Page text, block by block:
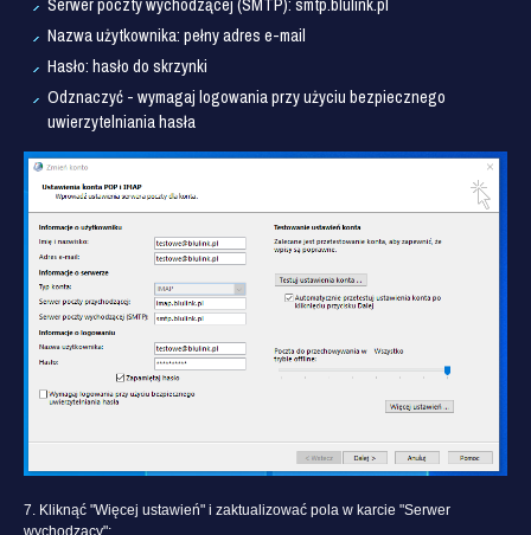
Nazwa użytkownika: pełny adres e-mail
Hasło: hasło do skrzynki
Odznaczyć - wymagaj logowania przy użyciu bezpiecznego
uwierzytelniania hasła
7. Kliknąć "Więcej ustawień" i zaktualizować pola w karcie "Serwer
wychodzący":